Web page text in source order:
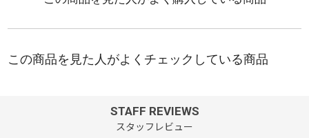
STAFF REVIEWS
スタッフレビュー